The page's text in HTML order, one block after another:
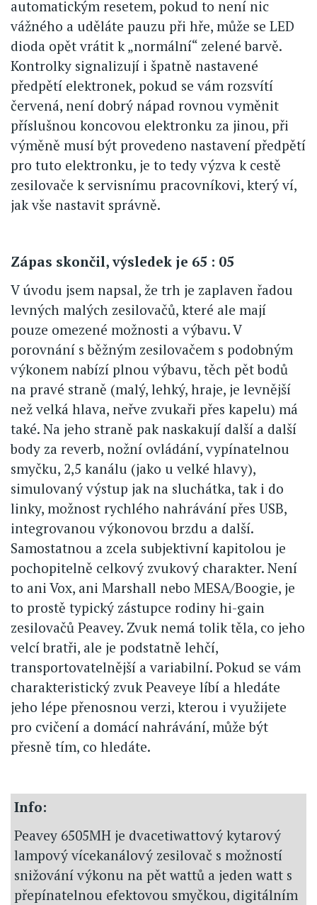
automatickým resetem, pokud to není nic
vážného a uděláte pauzu při hře, může se LED
dioda opět vrátit k „normální“ zelené barvě.
Kontrolky signalizují i špatně nastavené
předpětí elektronek, pokud se vám rozsvítí
červená, není dobrý nápad rovnou vyměnit
příslušnou koncovou elektronku za jinou, při
výměně musí být provedeno nastavení předpětí
pro tuto elektronku, je to tedy výzva k cestě
zesilovače k servisnímu pracovníkovi, který ví,
jak vše nastavit správně.
Zápas skončil, výsledek je 65 : 05
V úvodu jsem napsal, že trh je zaplaven řadou
levných malých zesilovačů, které ale mají
pouze omezené možnosti a výbavu. V
porovnání s běžným zesilovačem s podobným
výkonem nabízí plnou výbavu, těch pět bodů
na pravé straně (malý, lehký, hraje, je levnější
než velká hlava, neřve zvukaři přes kapelu) má
také. Na jeho straně pak naskakují další a další
body za reverb, nožní ovládání, vypínatelnou
smyčku, 2,5 kanálu (jako u velké hlavy),
simulovaný výstup jak na sluchátka, tak i do
linky, možnost rychlého nahrávání přes USB,
integrovanou výkonovou brzdu a další.
Samostatnou a zcela subjektivní kapitolou je
pochopitelně celkový zvukový charakter. Není
to ani Vox, ani Marshall nebo MESA/Boogie, je
to prostě typický zástupce rodiny hi-gain
zesilovačů Peavey. Zvuk nemá tolik těla, co jeho
velcí bratři, ale je podstatně lehčí,
transportovatelnější a variabilní. Pokud se vám
charakteristický zvuk Peaveye líbí a hledáte
jeho lépe přenosnou verzi, kterou i využijete
pro cvičení a domácí nahrávání, může být
přesně tím, co hledáte.
Info:
Peavey 6505MH je dvacetiwattový kytarový
lampový vícekanálový zesilovač s možností
snižování výkonu na pět wattů a jeden watt s
přepínatelnou efektovou smyčkou, digitálním